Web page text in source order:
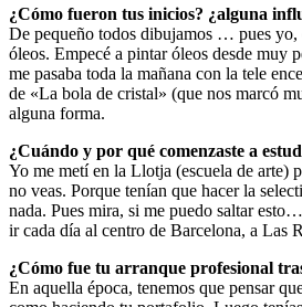
¿Cómo fueron tus inicios? ¿alguna
De pequeño todos dibujamos … pues yo,
óleos. Empecé a pintar óleos desde muy
me pasaba toda la mañana con la tele
de «La bola de cristal» (que nos marcó
alguna forma.
¿Cuándo y por qué comenzaste a
Yo me metí en la Llotja (escuela de arte)
no veas. Porque tenían que hacer la
nada. Pues mira, si me puedo saltar
ir cada día al centro de Barcelona, a Las
¿Cómo fue tu arranque profesional
En aquella época, tenemos que pensar